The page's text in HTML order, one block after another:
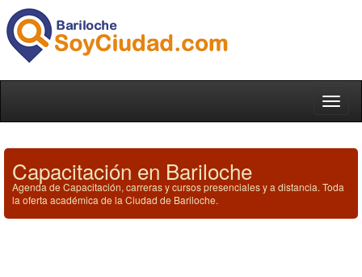
Capacitación en Bariloche
Agenda de Capacitación, carreras y cursos presenciales y a distancia. Toda
la oferta académica de la Ciudad de Bariloche.